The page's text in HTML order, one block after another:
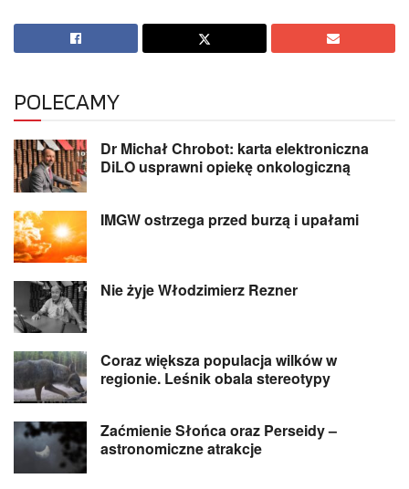
POLECAMY
Dr Michał Chrobot: karta elektroniczna
DiLO usprawni opiekę onkologiczną
IMGW ostrzega przed burzą i upałami
Nie żyje Włodzimierz Rezner
Coraz większa populacja wilków w
regionie. Leśnik obala stereotypy
Zaćmienie Słońca oraz Perseidy –
astronomiczne atrakcje